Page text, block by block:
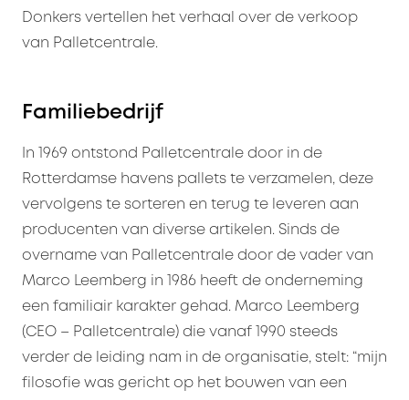
Donkers vertellen het verhaal over de verkoop
van Palletcentrale.
Familiebedrijf
In 1969 ontstond Palletcentrale door in de
Rotterdamse havens pallets te verzamelen, deze
vervolgens te sorteren en terug te leveren aan
producenten van diverse artikelen. Sinds de
overname van Palletcentrale door de vader van
Marco Leemberg in 1986 heeft de onderneming
een familiair karakter gehad. Marco Leemberg
(CEO – Palletcentrale) die vanaf 1990 steeds
verder de leiding nam in de organisatie, stelt: “mijn
filosofie was gericht op het bouwen van een